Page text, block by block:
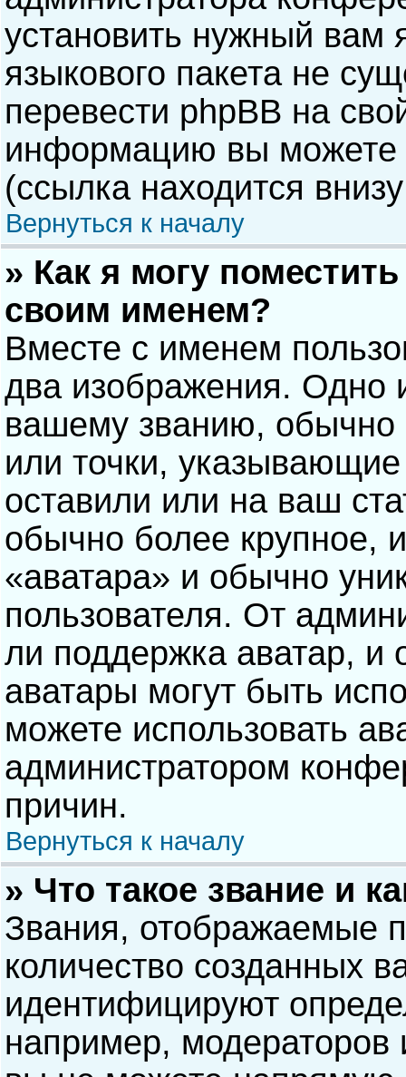
установить нужный вам
языкового пакета не
перевести phpBB на
информацию вы можете
(ссылка находится
Вернуться к началу
» Как я могу
своим именем?
Вместе с именем
два изображения. Одно
вашему званию, обычно
или точки,
оставили или на ваш
обычно более крупное,
«аватара» и обычно
пользователя. От
ли поддержка аватар, и
аватары могут быть
можете использовать
администратором
причин.
Вернуться к началу
» Что такое звание и
Звания, отображаемые
количество созданных
идентифицируют
например,